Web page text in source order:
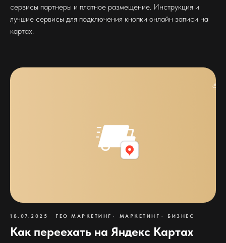
сервисы партнеры и платное размещение. Инструкция и
лучшие сервисы для подключения кнопки онлайн записи на
картах.
18.07.2025 ГЕО МАРКЕТИНГ МАРКЕТИНГ БИЗНЕС
Как переехать на Яндекс Картах